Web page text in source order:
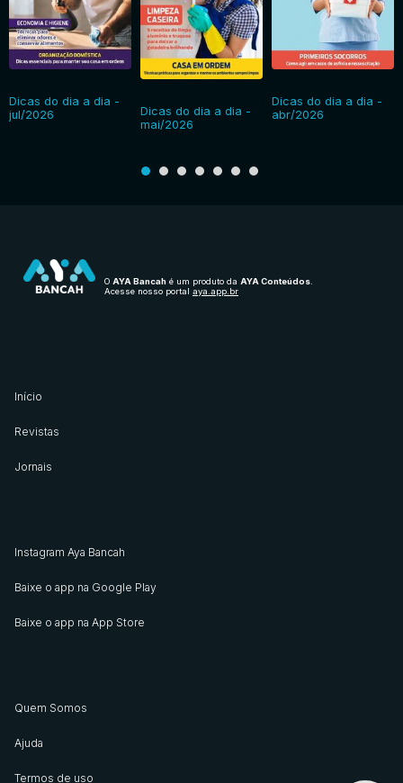
Dicas do dia a dia -
jul/2026
Dicas do dia a dia -
mai/2026
Dicas do dia a dia -
abr/2026
O AYA Bancah é um produto da AYA Conteúdos
Acesse nosso portal aya.app.br
Início
Revistas
Jornais
Instagram Aya Bancah
Baixe o app na Google Play
Baixe o app na App Store
Quem Somos
Ajuda
Termos de uso